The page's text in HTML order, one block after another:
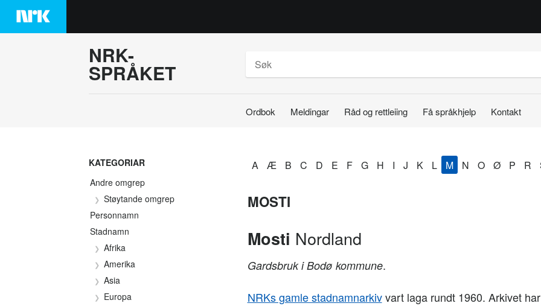
Hopp
innhaldet
NRK-
SPRÅKET
Ordbok Meldingar Råd og rettleiing Få språkhjelp Kontakt
KATEGORIAR
Andre omgrep
Støytande omgrep
Personnamn
Stadnamn
Afrika
Amerika
Asia
Europa
A Æ B C D E F G H I J K L M N O Ø P R
MOSTI
Mosti Nordland
Gardsbruk i Bodø kommune.
NRKs gamle stadnamnarkivvart laga rundt 1960. Arkivet